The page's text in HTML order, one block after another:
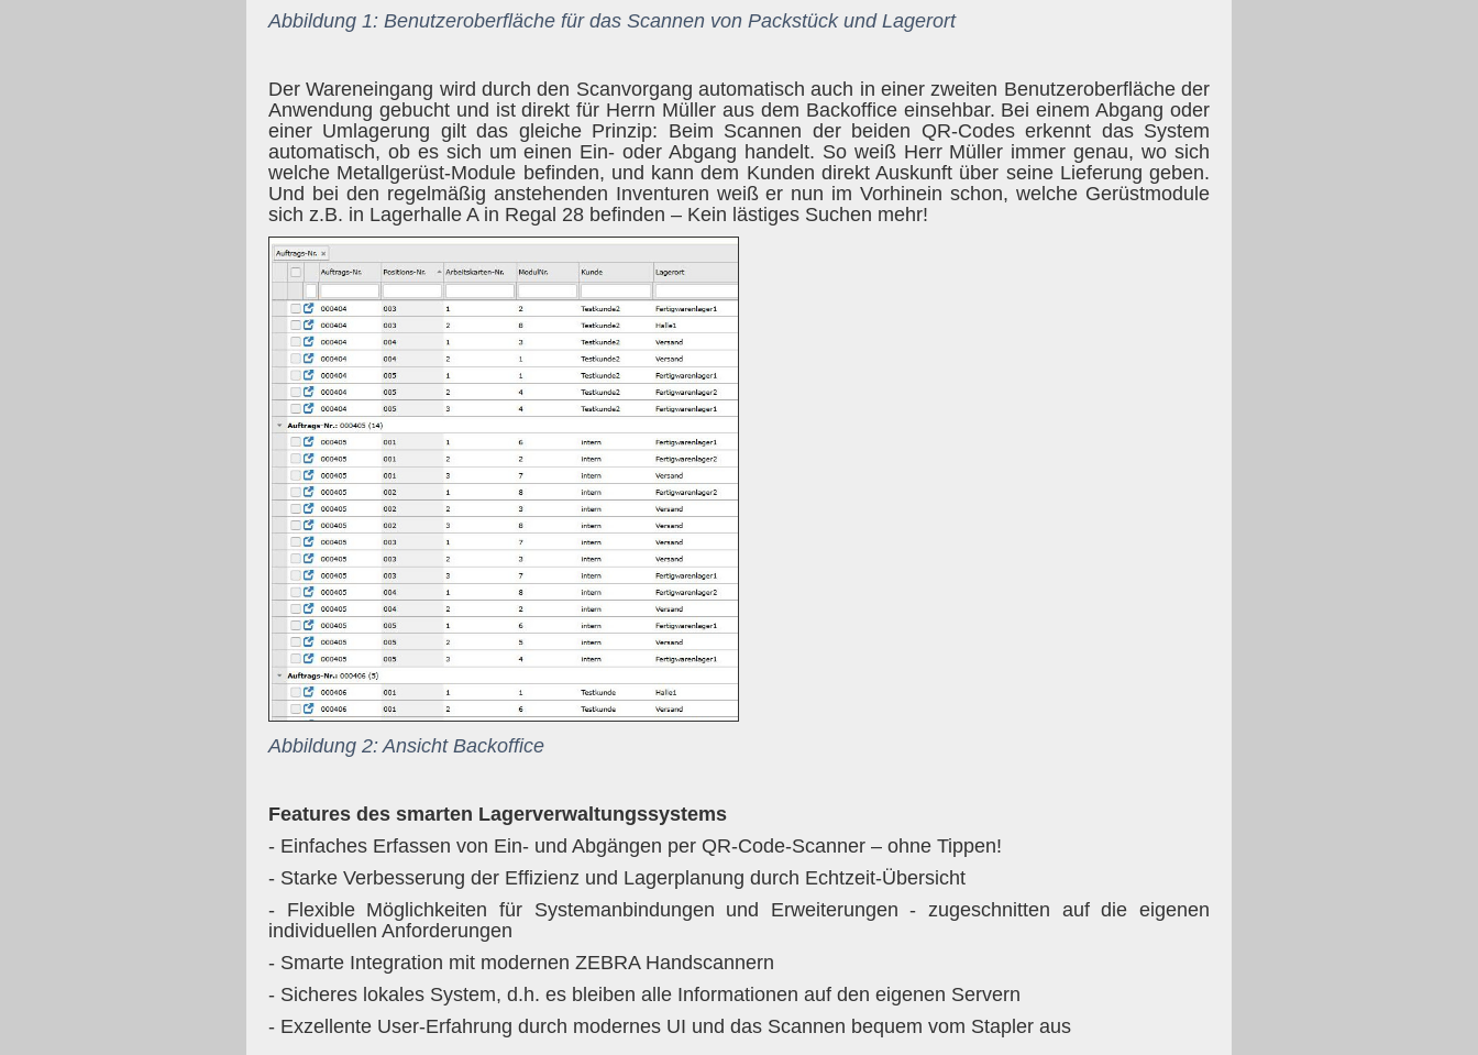
Abbildung 1: Benutzeroberfläche für das Scannen von Packstück und Lagerort
Der Wareneingang wird durch den Scanvorgang automatisch auch in einer zweiten Benutzeroberfläche der
Anwendung gebucht und ist direkt für Herrn Müller aus dem Backoffice einsehbar. Bei einem Abgang oder
einer Umlagerung gilt das gleiche Prinzip: Beim Scannen der beiden QR-Codes erkennt das System
automatisch, ob es sich um einen Ein- oder Abgang handelt. So weiß Herr Müller immer genau, wo sich
welche Metallgerüst-Module befinden, und kann dem Kunden direkt Auskunft über seine Lieferung geben.
Und bei den regelmäßig anstehenden Inventuren weiß er nun im Vorhinein schon, welche Gerüstmodule
sich z.B. in Lagerhalle A in Regal 28 befinden – Kein lästiges Suchen mehr!
Abbildung 2: Ansicht Backoffice
Features des smarten Lagerverwaltungssystems
- Einfaches Erfassen von Ein- und Abgängen per QR-Code-Scanner – ohne Tippen!
- Starke Verbesserung der Effizienz und Lagerplanung durch Echtzeit-Übersicht
- Flexible Möglichkeiten für Systemanbindungen und Erweiterungen - zugeschnitten auf die eigenen
individuellen Anforderungen
- Smarte Integration mit modernen ZEBRA Handscannern
- Sicheres lokales System, d.h. es bleiben alle Informationen auf den eigenen Servern
- Exzellente User-Erfahrung durch modernes UI und das Scannen bequem vom Stapler aus